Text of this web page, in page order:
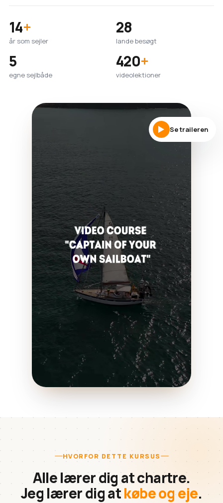
14+
år som sejler
28
lande besøgt
5
egne sejlbåde
420+
videolektioner
Se traileren
HVORFOR DETTE KURSUS
Alle lærer dig at chartre.
Jeg lærer dig atkøbe og eje.